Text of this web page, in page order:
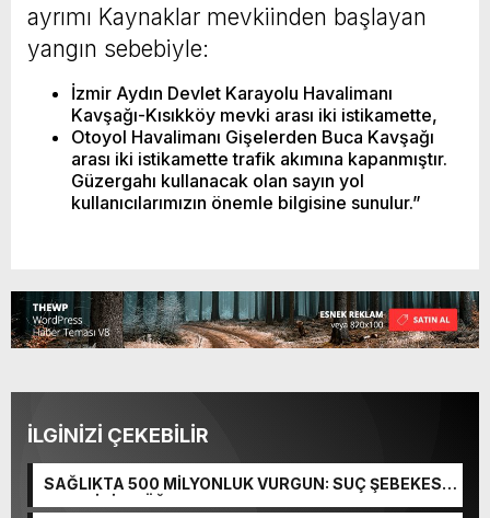
ayrımı Kaynaklar mevkiinden başlayan
yangın sebebiyle:
İzmir Aydın Devlet Karayolu Havalimanı
Kavşağı-Kısıkköy mevki arası iki istikamette,
Otoyol Havalimanı Gişelerden Buca Kavşağı
arası iki istikamette trafik akımına kapanmıştır.
Güzergahı kullanacak olan sayın yol
kullanıcılarımızın önemle bilgisine sunulur.”
İLGİNİZİ ÇEKEBİLİR
SAĞLIKTA 500 MİLYONLUK VURGUN: SUÇ ŞEBEKESİ
KAÇIŞ İÇİN DÜĞMEYE BASTI!